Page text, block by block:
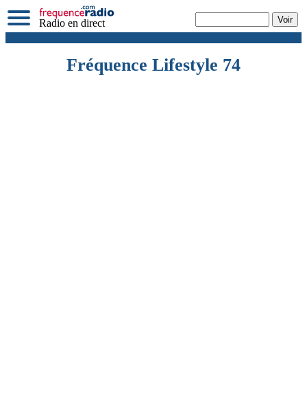
Radio en direct
Fréquence Lifestyle 74